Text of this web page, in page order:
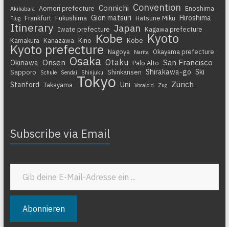
Akihabara Aomori prefecture Connichi Convention Enoshima
Flug Frankfurt Fukushima Gion matsuri Hatsune Miku Hiroshima
Itinerary Iwate prefecture Japan
Kagawa prefecture
Kamakura
Kanazawa Kino Kobe Kobe Kyoto
Kyoto prefecture Nagoya Narita Okayama prefecture
Okinawa Onsen Osaka Otaku Palo Alto San Francisco
Sapporo Schule Sendai Shinjuku Shinkansen Shirakawa-go Ski
Stanford Takayama Tokyo Uni Vocaloid Zug Zürich
Subscribe via Email
Gib deine E-Mail-Adresse ein ...
Abonnieren